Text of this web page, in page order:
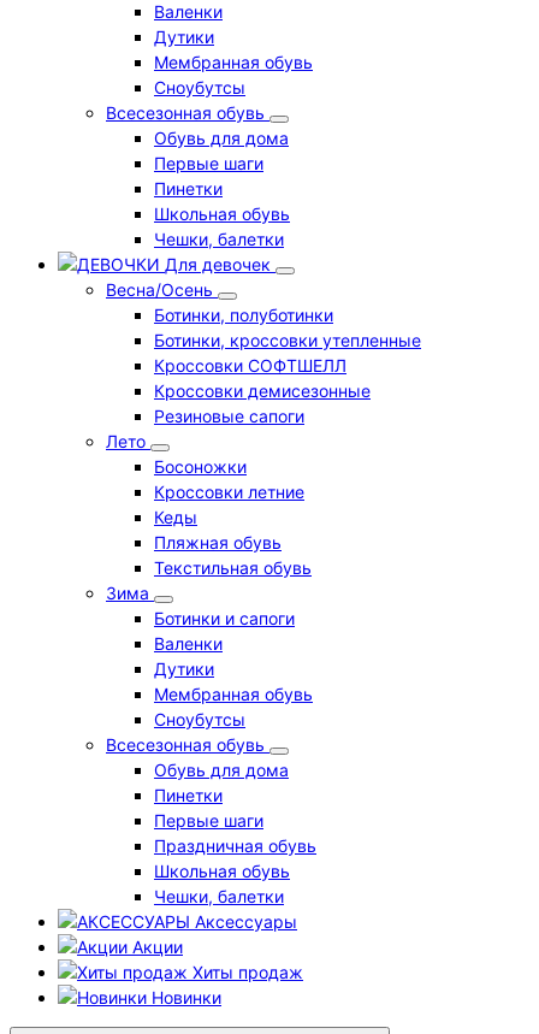
Валенки
Дутики
Мембранная обувь
Сноубутсы
Всесезонная обувь
Обувь для дома
Первые шаги
Пинетки
Школьная обувь
Чешки, балетки
Для девочек
Весна/Осень
Ботинки, полуботинки
Ботинки, кроссовки утепленные
Кроссовки СОФТШЕЛЛ
Кроссовки демисезонные
Резиновые сапоги
Лето
Босоножки
Кроссовки летние
Кеды
Пляжная обувь
Текстильная обувь
Зима
Ботинки и сапоги
Валенки
Дутики
Мембранная обувь
Сноубутсы
Всесезонная обувь
Обувь для дома
Пинетки
Первые шаги
Праздничная обувь
Школьная обувь
Чешки, балетки
Аксессуары
Акции
Хиты продаж
Новинки